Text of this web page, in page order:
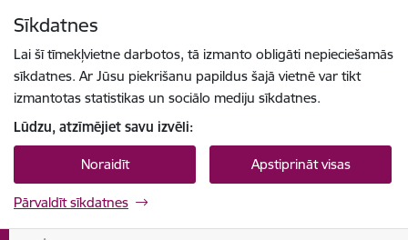
Sīkdatnes
Lai šī tīmekļvietne darbotos, tā izmanto obligāti nepieciešamās
sīkdatnes. Ar Jūsu piekrišanu papildus šajā vietnē var tikt
izmantotas statistikas un sociālo mediju sīkdatnes.
Lūdzu, atzīmējiet savu izvēli:
Noraidīt Apstiprināt visas
Pārvaldīt sīkdatnes